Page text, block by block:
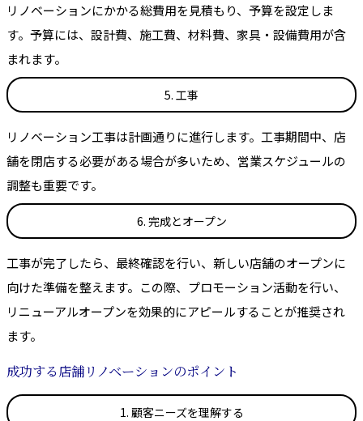
リノベーションにかかる総費用を見積もり、予算を設定しま
す。予算には、設計費、施工費、材料費、家具・設備費用が含
まれます。
5. 工事
リノベーション工事は計画通りに進行します。工事期間中、店
舗を閉店する必要がある場合が多いため、営業スケジュールの
調整も重要です。
6. 完成とオープン
工事が完了したら、最終確認を行い、新しい店舗のオープンに
向けた準備を整えます。この際、プロモーション活動を行い、
リニューアルオープンを効果的にアピールすることが推奨され
ます。
成功する店舗リノベーションのポイント
1. 顧客ニーズを理解する